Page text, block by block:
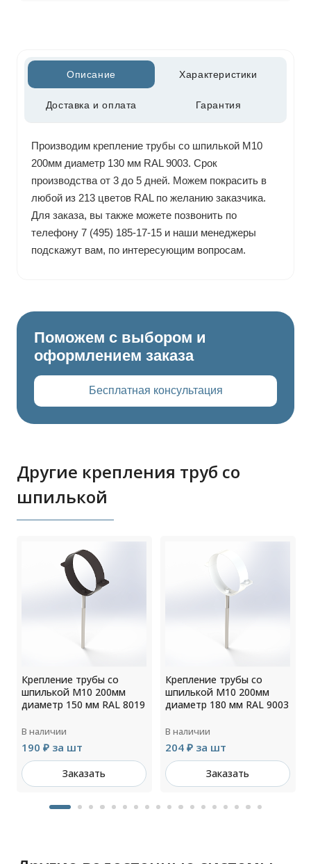
Описание Характеристики
Доставка и оплата Гарантия
Производим крепление трубы со шпилькой М10
200мм диаметр 130 мм RAL 9003. Срок
производства от 3 до 5 дней. Можем покрасить в
любой из 213 цветов RAL по желанию заказчика.
Для заказа, вы также можете позвонить по
телефону 7 (495) 185-17-15 и наши менеджеры
подскажут вам, по интересующим вопросам.
Поможем с выбором и
оформлением заказа
Бесплатная консультация
Другие крепления труб со
шпилькой
Крепление трубы со
шпилькой М10 200мм
диаметр 150 мм RAL 8019
В наличии
190 ₽ за шт
Заказать
Крепление трубы со
шпилькой М10 200мм
диаметр 180 мм RAL 9003
В наличии
204 ₽ за шт
Заказать